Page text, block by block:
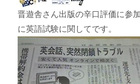
晋遊舎さん出版の辛口評価に参
に英語試験に関してです。